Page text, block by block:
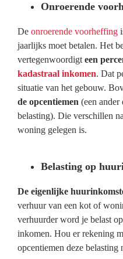
Onroerende
De onroerende voorheffing
jaarlijks moet betalen. Het
vertegenwoordigt een
kadastraal inkomen. Dat
situatie van het gebouw.
de opcentiemen (een ander
belasting). Die verschillen
woning gelegen is.
Belasting op
De eigenlijke
verhuur van een kot of
verhuurder word je belast
inkomen. Hou er rekening
opcentiemen deze belasting